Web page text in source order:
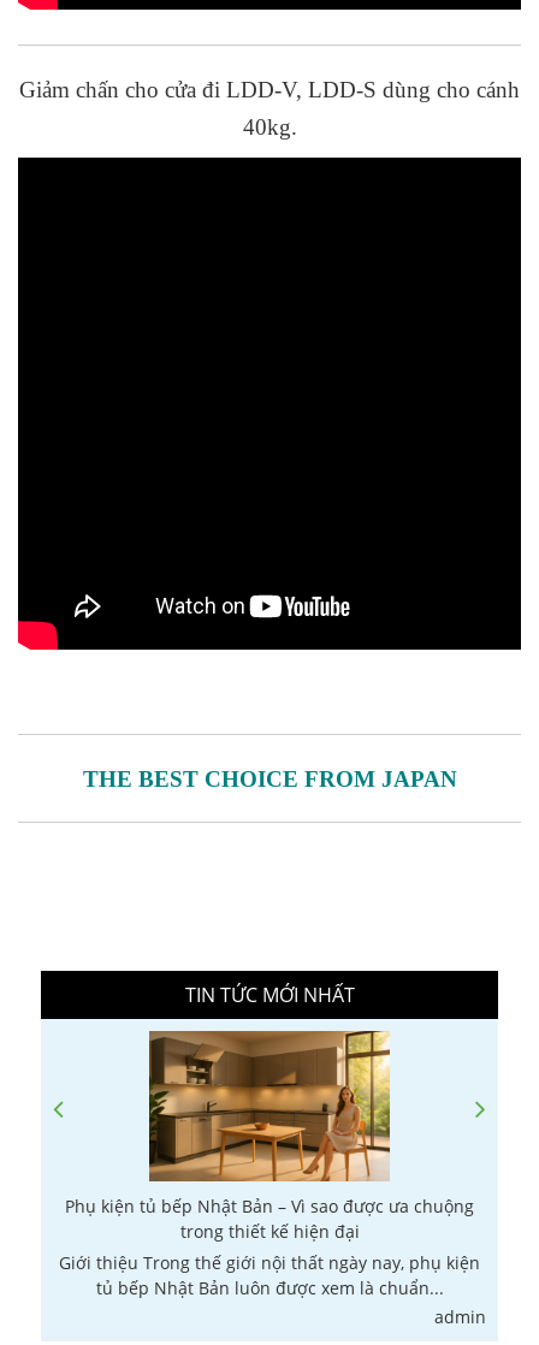
Giảm chấn cho cửa đi LDD-V, LDD-S dùng cho cánh
40kg.
THE BEST CHOICE FROM JAPAN
TIN TỨC MỚI NHẤT
Phụ kiện tủ bếp Nhật Bản – Vì sao được ưa chuộng
trong thiết kế hiện đại
Giới thiệu Trong thế giới nội thất ngày nay, phụ kiện
tủ bếp Nhật Bản luôn được xem là chuẩn...
admin